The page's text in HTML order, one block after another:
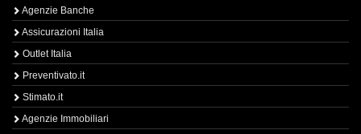
Agenzie Banche
Assicurazioni Italia
Outlet Italia
Preventivato.it
Stimato.it
Agenzie Immobiliari